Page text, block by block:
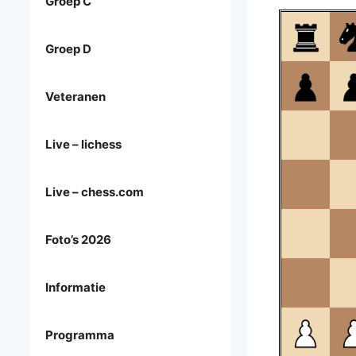
Groep D
Veteranen
Live – lichess
Live – chess.com
Foto’s 2026
Informatie
Programma